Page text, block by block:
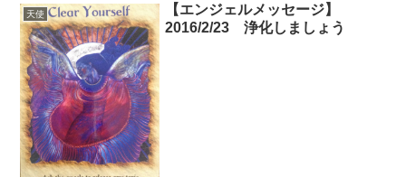
天使
【エンジェルメッセージ】
2016/2/23 浄化しましょう